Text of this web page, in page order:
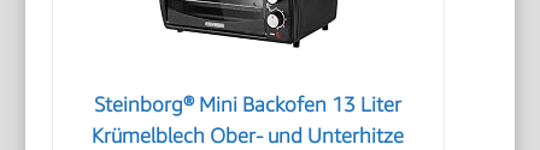
Steinborg® Mini Backofen 13 Liter
Krümelblech Ober- und Unterhitze